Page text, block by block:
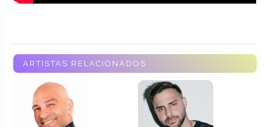
ARTISTAS RELACIONADOS